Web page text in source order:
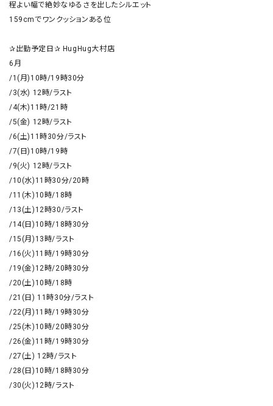
程よい幅で絶妙なゆるさを出したシルエット
159cmでワンクッションある位
✰出勤予定日✰ HugHug大村店
6月
/1(月)10時/19時30分
/3(水) 12時/ラスト
/4(木)11時/21時
/5(金) 12時/ラスト
/6(土)11時30分/ラスト
/7(日)10時/19時
/9(火) 12時/ラスト
/10(水)11時30分/20時
/11(木)10時/18時
/13(土)12時30/ラスト
/14(日)10時/18時30分
/15(月)13時/ラスト
/16(火)11時/19時30分
/19(金)12時/20時30分
/20(土)10時/18時
/21(日) 11時30分/ラスト
/22(月)11時/19時30分
/25(木)10時/20時30分
/26(金)11時/19時30分
/27(土) 12時/ラスト
/28(日)10時/18時30分
/30(火)12時/ラスト